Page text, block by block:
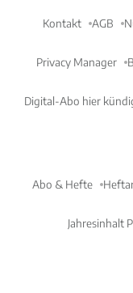
Kontakt AGB
Privacy Manager
Digital-Abo hier
Abo & Hefte
Jahresinhalt